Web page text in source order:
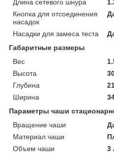
Длина сетевого шнура
Кнопка для отсоединения
насадок
Насадки для замеса теста
Габаритные размеры
Вес
Высота
Глубина
Ширина
Параметры чаши
Вращение чаши
Материал чаши
Объем чаши
3